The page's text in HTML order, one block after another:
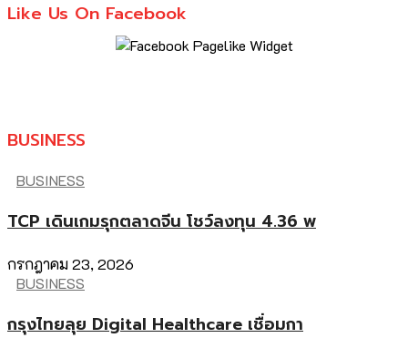
Like Us On Facebook
BUSINESS
BUSINESS
TCP เดินเกมรุกตลาดจีน โชว์ลงทุน 4.36 พ
กรกฎาคม 23, 2026
BUSINESS
กรุงไทยลุย Digital Healthcare เชื่อมกา